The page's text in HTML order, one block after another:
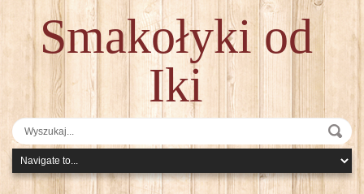
Smakołyki od
Iki